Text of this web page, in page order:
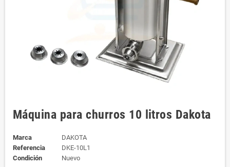
Máquina para churros 10 litros Dakota
Marca
DAKOTA
Referencia
DKE-10L1
Condición
Nuevo